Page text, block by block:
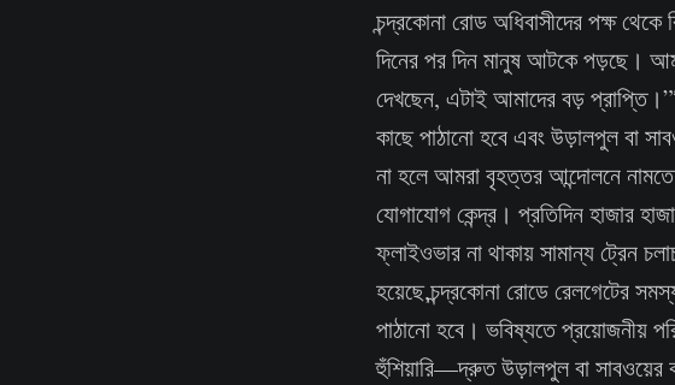
চন্দ্রকোনা রোড অধিবাসীদের পক্ষ
দিনের পর দিন মানুষ আটকে পড়ছে।
দেখছেন, এটাই আমাদের বড়
কাছে পাঠানো হবে এবং উড়ালপুল বা
না হলে আমরা বৃহত্তর আন্দোলনে
যোগাযোগ কেন্দ্র। প্রতিদিন হাজার
ফ্লাইওভার না থাকায় সামান্য ট্রেন
হয়েছে,চন্দ্রকোনা রোডে রেলগেটের
পাঠানো হবে। ভবিষ্যতে প্রয়োজনীয়
হুঁশিয়ারি—দ্রুত উড়ালপুল বা